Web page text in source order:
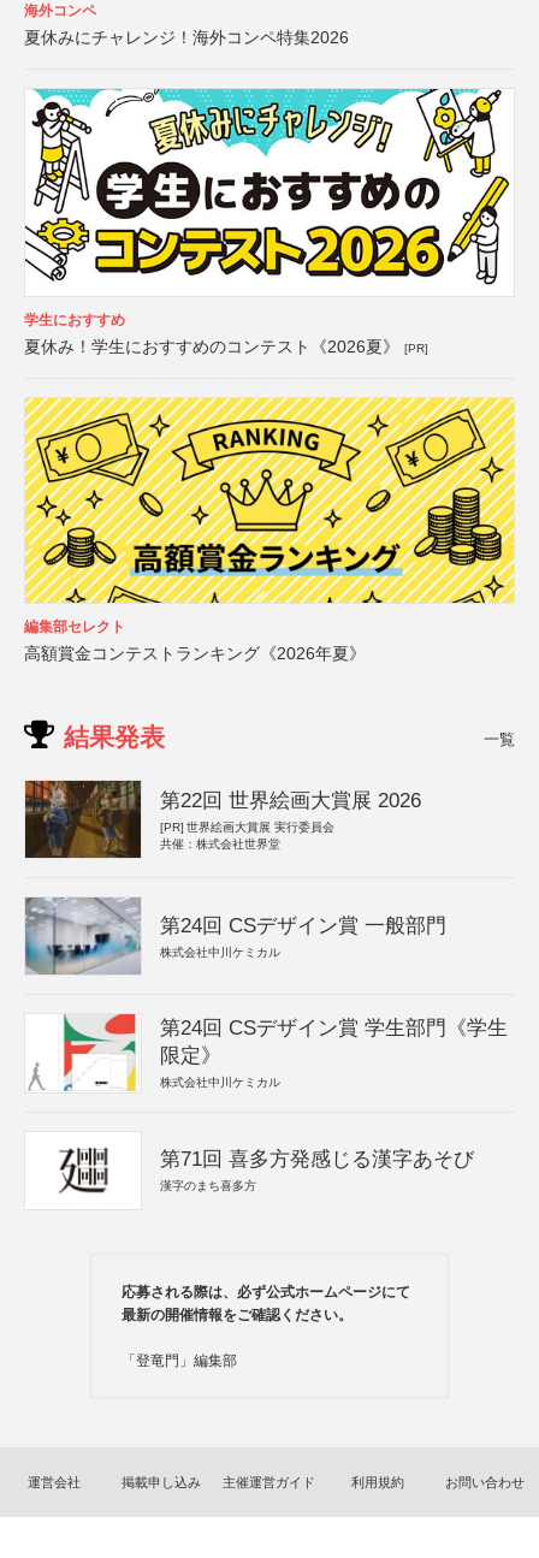
海外コンペ
夏休みにチャレンジ！海外コンペ特集2026
学生におすすめ
夏休み！学生におすすめのコンテスト《2026夏》 [PR]
編集部セレクト
高額賞金コンテストランキング《2026年夏》
結果発表 一覧
第22回 世界絵画大賞展 2026
[PR] 世界絵画大賞展 実行委員会
共催：株式会社世界堂
第24回 CSデザイン賞 一般部門
株式会社中川ケミカル
第24回 CSデザイン賞 学生部門《学生
限定》
株式会社中川ケミカル
第71回 喜多方発感じる漢字あそび
漢字のまち喜多方
応募される際は、必ず公式ホームページにて
最新の開催情報をご確認ください。
「登竜門」編集部
運営会社 掲載申し込み 主催運営ガイド 利用規約 お問い合わせ